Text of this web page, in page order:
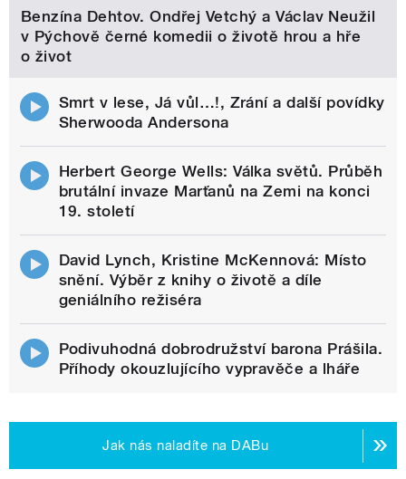
Benzína Dehtov. Ondřej Vetchý a Václav Neužil
v Pýchově černé komedii o životě hrou a hře
o život
Smrt v lese, Já vůl…!, Zrání a další povídky
Sherwooda Andersona
Herbert George Wells: Válka světů. Průběh
brutální invaze Marťanů na Zemi na konci
19. století
David Lynch, Kristine McKennová: Místo
snění. Výběr z knihy o životě a díle
geniálního režiséra
Podivuhodná dobrodružství barona Prášila.
Příhody okouzlujícího vypravěče a lháře
Jak nás naladíte na DABu